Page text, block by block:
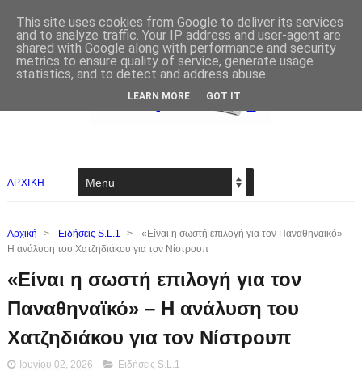
ΑΡΧΙΚΗ
Αρχική > Ειδήσεις S.L.1 >
«Είναι η σωστή επιλογή για τον Παναθηναϊκό» –
Η ανάλυση του Χατζηδιάκου για τον Νίστρουπ
«Είναι η σωστή επιλογή για τον
Παναθηναϊκό» – Η ανάλυση του
Χατζηδιάκου για τον Νίστρουπ
Ιουνίου 02, 2026 Ειδήσεις S.L.1
This site uses cookies from Google to deliver its services
and to analyze traffic. Your IP address and user-agent are
shared with Google along with performance and security
metrics to ensure quality of service, generate usage
statistics, and to detect and address abuse.
LEARN MORE GOT IT